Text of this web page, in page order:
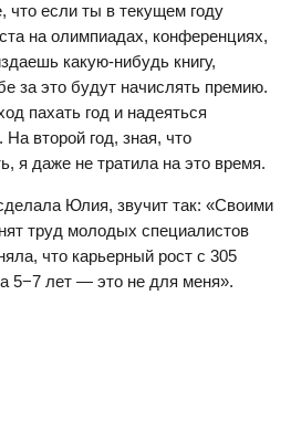
если ты в текущем году
на олимпиадах, конференциях,
какую-нибудь книгу,
за это будут начислять премию.
пахать год и надеяться
второй год, зная, что
я даже не тратила на это время.
Юлия, звучит так: «Своими
труд молодых специалистов
что карьерный рост с 305
5−7 лет — это не для меня».